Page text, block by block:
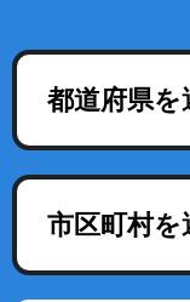
都道府県を
市区町村を